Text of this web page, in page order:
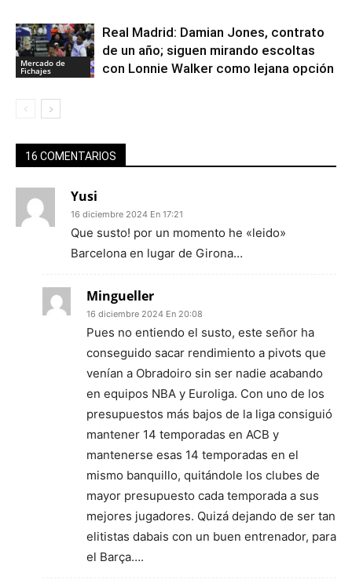
Mercado de
Fichajes
Real Madrid: Damian Jones, contrato
de un año; siguen mirando escoltas
con Lonnie Walker como lejana opción
16 COMENTARIOS
Yusi
16 diciembre 2024 En 17:21
Que susto! por un momento he «leido»
Barcelona en lugar de Girona…
Mingueller
16 diciembre 2024 En 20:08
Pues no entiendo el susto, este señor ha
conseguido sacar rendimiento a pivots que
venían a Obradoiro sin ser nadie acabando
en equipos NBA y Euroliga. Con uno de los
presupuestos más bajos de la liga consiguió
mantener 14 temporadas en ACB y
mantenerse esas 14 temporadas en el
mismo banquillo, quitándole los clubes de
mayor presupuesto cada temporada a sus
mejores jugadores. Quizá dejando de ser tan
elitistas dabais con un buen entrenador, para
el Barça….